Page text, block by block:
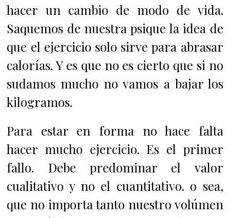
hacer un cambio de modo de vida.
Saquemos de nuestra psique la idea de
que el ejercicio solo sirve para abrasar
calorías. Y es que no es cierto que si no
sudamos mucho no vamos a bajar los
kilogramos.
Para estar en forma no hace falta
hacer mucho ejercicio. Es el primer
fallo. Debe predominar el valor
cualitativo y no el cuantitativo. o sea,
que no importa tanto nuestro volúmen